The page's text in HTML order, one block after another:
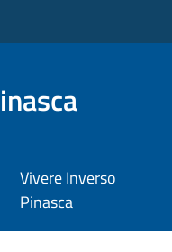
Vivere Inverso
Pinasca